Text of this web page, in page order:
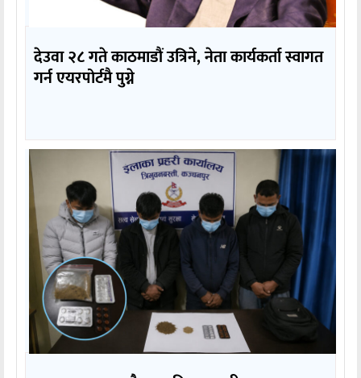
देउवा २८ गते काठमाडौं उत्रिने, नेता कार्यकर्ता स्वागत
गर्न एयरपोर्टमै पुग्ने